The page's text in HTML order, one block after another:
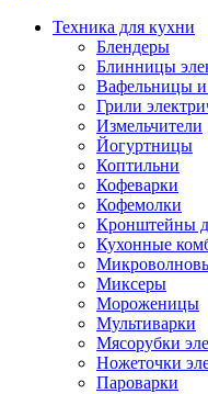
Техника для кухни
Блендеры
Блинницы
Вафельницы и
Грили
Измельчители
Йогуртницы
Коптильни
Кофеварки
Кофемолки
Кронштейны
Кухонные
Миксеры
Мороженицы
Мультиварки
Мясорубки
Ножеточки
Пароварки